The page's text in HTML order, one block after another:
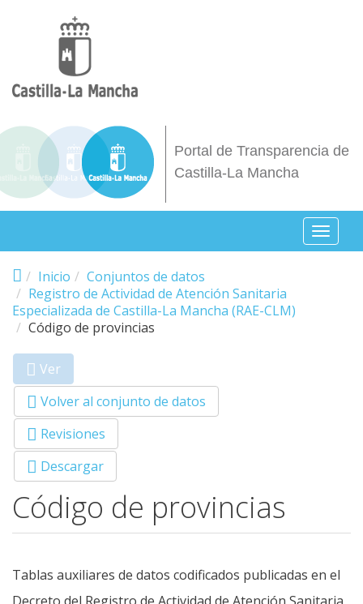
Portal de Transparencia de
Castilla-La Mancha
Toggle
Inicio
Conjuntos de datos
Registro de Actividad de Atención Sanitaria
Especializada de Castilla-La Mancha (RAE-CLM)
Código de provincias
Primary tabs
Ver
activa)
Volver al conjunto de datos
Revisiones
Descargar
Código de provincias
Tablas auxiliares de datos codificados publicadas en el